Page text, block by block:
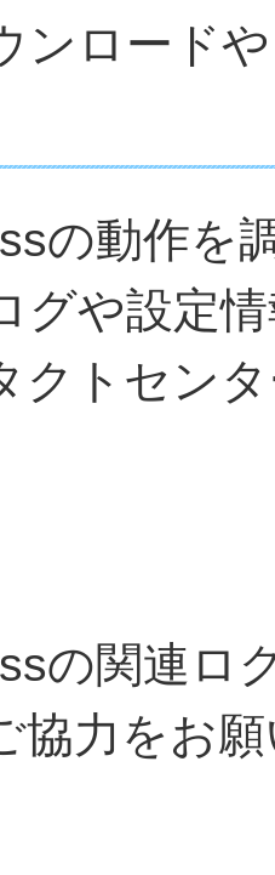
ンロード
の動作を
グや設定
クトセン
の関連ロ
協力をお